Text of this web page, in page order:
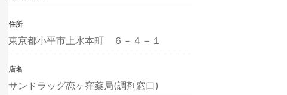
住所
東京都小平市上水本町 ６－４－１
店名
サンドラッグ恋ヶ窪薬局(調剤窓口)